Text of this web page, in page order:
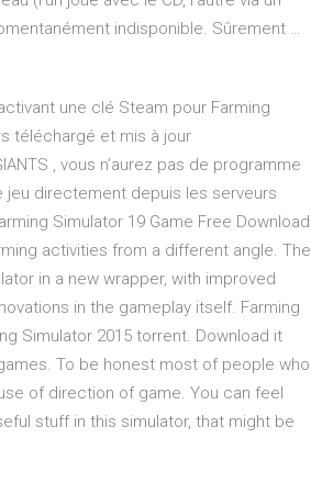
indisponible. Sûrement …
une clé Steam pour Farming
téléchargé et mis à jour
, vous n’aurez pas de programme
directement depuis les serveurs
Simulator 19 Game Free Download
activities from a different angle. The
in a new wrapper, with improved
in the gameplay itself. Farming
Simulator 2015 torrent. Download it
To be honest most of people who
of direction of game. You can feel
stuff in this simulator, that might be